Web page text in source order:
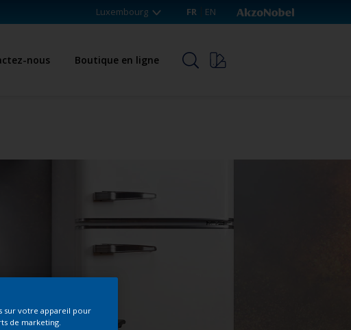
Luxembourg FR EN
nous Boutique en ligne
sur votre appareil pour
de marketing.